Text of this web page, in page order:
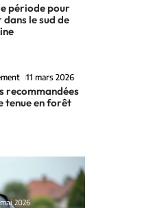
période pour
le sud de
11 mars 2026
recommandées
tenue en forêt
2026